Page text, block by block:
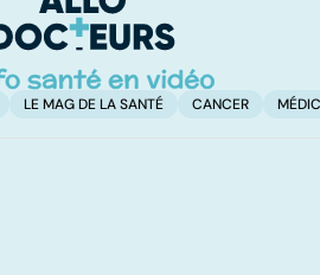
LE MAG DE LA SANTÉ CANCER